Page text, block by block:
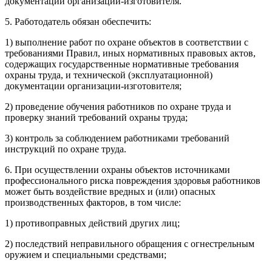
5. Работодатель обязан обеспечить:
1) выполнение работ по охране объектов в соответствии с
требованиями Правил, иных нормативных правовых актов,
содержащих государственные нормативные требования
охраны труда, и технической (эксплуатационной)
документации организации-изготовителя;
2) проведение обучения работников по охране труда и
проверку знаний требований охраны труда;
3) контроль за соблюдением работниками требований
инструкций по охране труда.
6. При осуществлении охраны объектов источниками
профессионального риска повреждения здоровья работников
может быть воздействие вредных и (или) опасных
производственных факторов, в том числе:
1) противоправных действий других лиц;
2) последствий неправильного обращения с огнестрельным
оружием и специальными средствами;